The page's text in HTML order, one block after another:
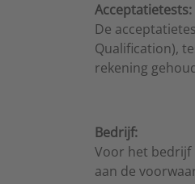
Acceptatietests:
De
Qualification),
rekening
Bedrijf:
Voor het bedrijf
aan de